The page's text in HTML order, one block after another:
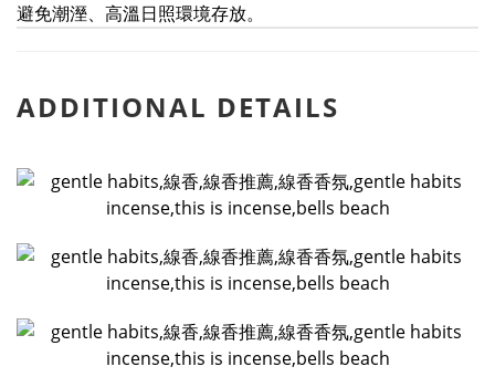
避免潮溼、高溫日照環境存放。
ADDITIONAL DETAILS